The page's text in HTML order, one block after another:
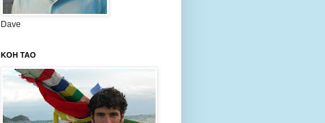
Dave
KOH TAO